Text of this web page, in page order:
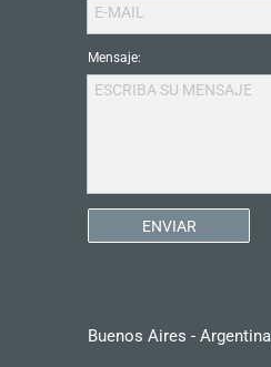
E-MAIL
ENVIAR
Mensaje:
ESCRIBA SU MENSAJE
Buenos Aires - Argentina